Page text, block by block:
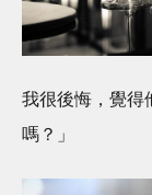
我很後悔，覺得
嗎？」